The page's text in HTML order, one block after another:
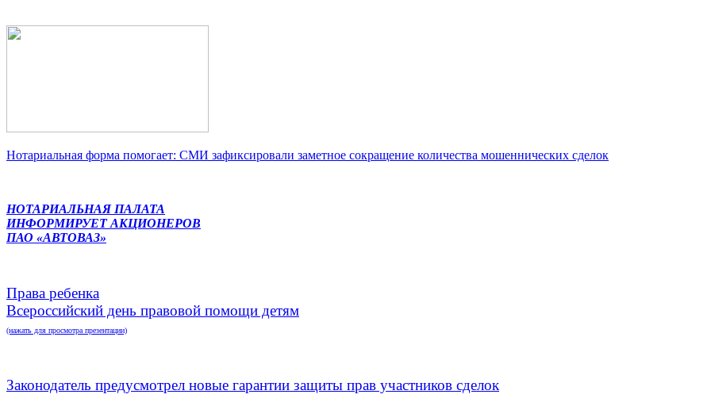
Нотариальная форма помогает: СМИ зафиксировали заметное сокращение количества мошеннических сделок
НОТАРИАЛЬНАЯ ПАЛАТА
ИНФОРМИРУЕТ АКЦИОНЕРОВ
ПАО «АВТОВАЗ»
Права ребенка
Всероссийский день правовой помощи детям
(нажать для просмотра презентации)
Законодатель предусмотрел новые гарантии защиты прав участников сделок